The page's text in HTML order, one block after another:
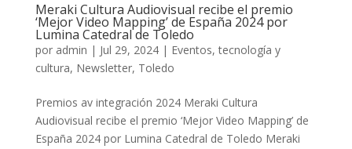
Meraki Cultura Audiovisual recibe el premio
‘Mejor Video Mapping’ de España 2024 por
Lumina Catedral de Toledo
por admin | Jul 29, 2024| Eventos, tecnología y
cultura, Newsletter, Toledo
Premios av integración 2024 Meraki Cultura
Audiovisual recibe el premio ‘Mejor Video Mapping’ de
España 2024 por Lumina Catedral de Toledo Meraki